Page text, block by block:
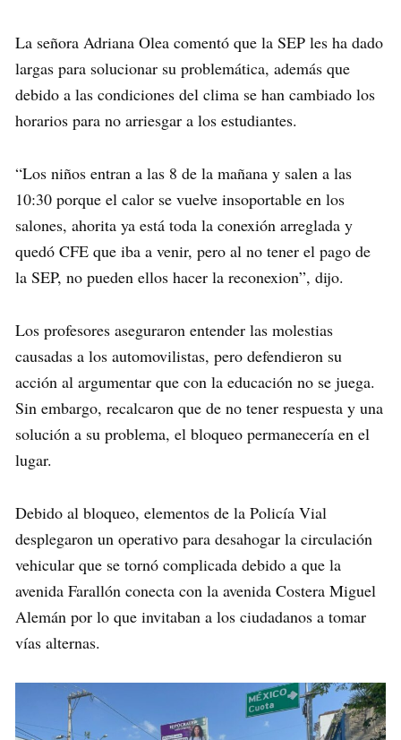
La señora Adriana Olea comentó que la SEP les ha dado
largas para solucionar su problemática, además que
debido a las condiciones del clima se han cambiado los
horarios para no arriesgar a los estudiantes.
“Los niños entran a las 8 de la mañana y salen a las
10:30 porque el calor se vuelve insoportable en los
salones, ahorita ya está toda la conexión arreglada y
quedó CFE que iba a venir, pero al no tener el pago de
la SEP, no pueden ellos hacer la reconexion”, dijo.
Los profesores aseguraron entender las molestias
causadas a los automovilistas, pero defendieron su
acción al argumentar que con la educación no se juega.
Sin embargo, recalcaron que de no tener respuesta y una
solución a su problema, el bloqueo permanecería en el
lugar.
Debido al bloqueo, elementos de la Policía Vial
desplegaron un operativo para desahogar la circulación
vehicular que se tornó complicada debido a que la
avenida Farallón conecta con la avenida Costera Miguel
Alemán por lo que invitaban a los ciudadanos a tomar
vías alternas.